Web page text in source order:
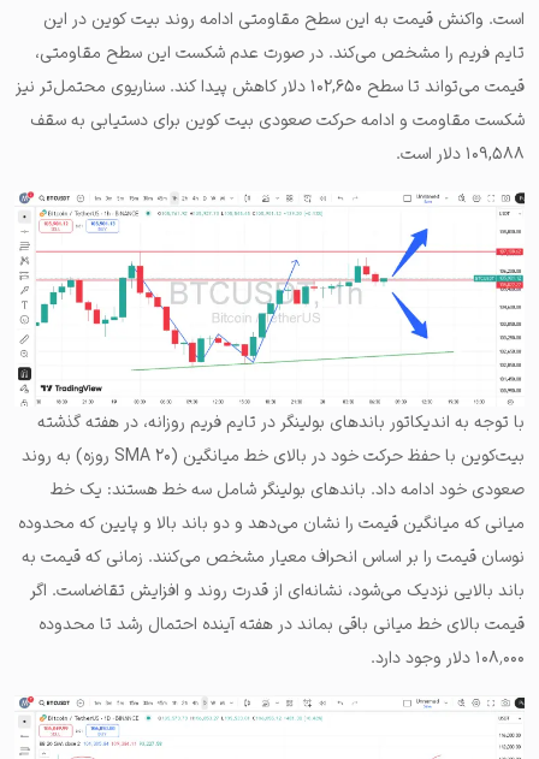
است. واکنش قیمت به این سطح مقاومتی ادامه روند بیت کوین در این
تایم فریم را مشخص می‌کند. در صورت عدم شکست این سطح مقاومتی،
قیمت می‌تواند تا سطح ۱۰۲,۶۵۰ دلار کاهش پیدا کند. سناریوی محتمل‌تر نیز
شکست مقاومت و ادامه حرکت صعودی بیت کوین برای دستیابی به سقف
۱۰۹,۵۸۸ دلار است.
با توجه به اندیکاتور باندهای بولینگر در تایم فریم روزانه، در هفته گذشته
بیت‌کوین با حفظ حرکت خود در بالای خط میانگین (SMA ۲۰ روزه) به روند
صعودی خود ادامه داد. باندهای بولینگر شامل سه خط هستند: یک خط
میانی که میانگین قیمت را نشان می‌دهد و دو باند بالا و پایین که محدوده
نوسان قیمت را بر اساس انحراف معیار مشخص می‌کنند. زمانی که قیمت به
باند بالایی نزدیک می‌شود، نشانه‌ای از قدرت روند و افزایش تقاضاست. اگر
قیمت بالای خط میانی باقی بماند در هفته آینده احتمال رشد تا محدوده
۱۰۸٬۰۰۰ دلار وجود دارد.